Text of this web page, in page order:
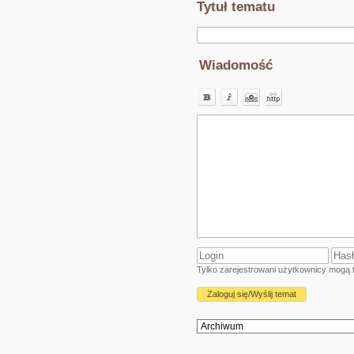
Tytuł tematu
Wiadomość
Tylko zarejestrowani użytkownicy